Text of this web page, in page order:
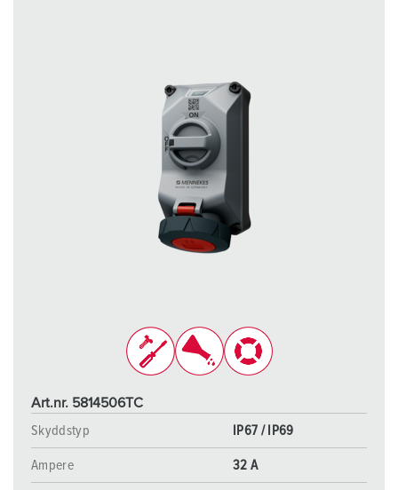
Art.nr. 5814506TC
Skyddstyp
IP67 / IP69
Ampere 32 A